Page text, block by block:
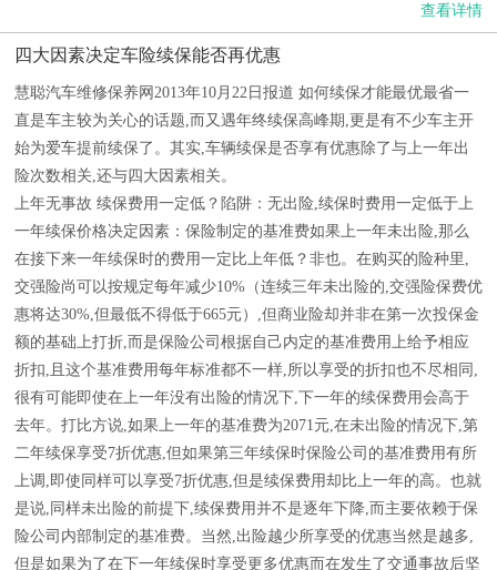
查看详情
四大因素决定车险续保能否再优惠
慧聪汽车维修保养网2013年10月22日报道 如何续保才能最优最省一
直是车主较为关心的话题,而又遇年终续保高峰期,更是有不少车主开
始为爱车提前续保了。其实,车辆续保是否享有优惠除了与上一年出
险次数相关,还与四大因素相关。
上年无事故 续保费用一定低？陷阱：无出险,续保时费用一定低于上
一年续保价格决定因素：保险制定的基准费如果上一年未出险,那么
在接下来一年续保时的费用一定比上年低？非也。在购买的险种里,
交强险尚可以按规定每年减少10%（连续三年未出险的,交强险保费优
惠将达30%,但最低不得低于665元）,但商业险却并非在第一次投保金
额的基础上打折,而是保险公司根据自己内定的基准费用上给予相应
折扣,且这个基准费用每年标准都不一样,所以享受的折扣也不尽相同,
很有可能即使在上一年没有出险的情况下,下一年的续保费用会高于
去年。打比方说,如果上一年的基准费为2071元,在未出险的情况下,第
二年续保享受7折优惠,但如果第三年续保时保险公司的基准费用有所
上调,即使同样可以享受7折优惠,但是续保费用却比上一年的高。也就
是说,同样未出险的前提下,续保费用并不是逐年下降,而主要依赖于保
险公司内部制定的基准费。当然,出险越少所享受的优惠当然是越多,
但是如果为了在下一年续保时享受更多优惠而在发生了交通事故后坚